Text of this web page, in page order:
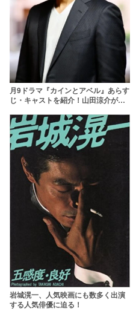
月9ドラマ『カインとアベル』あらす
じ・キャストを紹介！山田涼介が主
岩城滉一、人気映画にも数多く出演
する人気俳優に迫る！